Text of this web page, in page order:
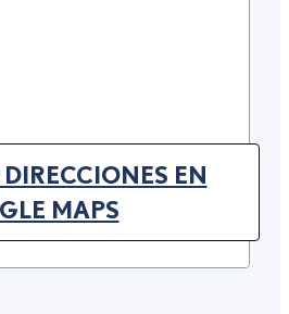
EN
MAPS
(OPENS IN NEW TAB)